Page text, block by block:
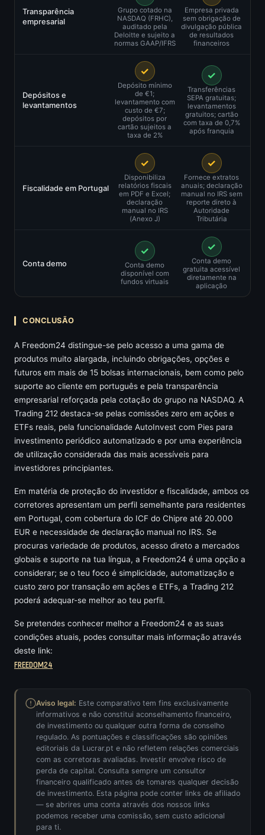
Transparência
empresarial
Grupo cotado na
NASDAQ (FRHC),
auditado pela
Deloitte e sujeito a
normas GAAP/IFRS
Empresa privada
sem obrigação de
divulgação pública
de resultados
financeiros
Depósitos e
levantamentos
✓
Depósito mínimo
de €1;
levantamento com
custo de €7;
depósitos por
cartão sujeitos a
taxa de 2%
✓
Transferências
SEPA gratuitas;
levantamentos
gratuitos; cartão
com taxa de 0,7%
após franquia
Fiscalidade em Portugal
✓
Disponibiliza
relatórios fiscais
em PDF e Excel;
declaração
manual no IRS
(Anexo J)
✓
Fornece extratos
anuais; declaração
manual no IRS sem
reporte direto à
Autoridade
Tributária
Conta demo
✓
Conta demo
disponível com
fundos virtuais
✓
Conta demo
gratuita acessível
diretamente na
aplicação
CONCLUSÃO
A Freedom24 distingue-se pelo acesso a uma gama de
produtos muito alargada, incluindo obrigações, opções e
futuros em mais de 15 bolsas internacionais, bem como pelo
suporte ao cliente em português e pela transparência
empresarial reforçada pela cotação do grupo na NASDAQ. A
Trading 212 destaca-se pelas comissões zero em ações e
ETFs reais, pela funcionalidade AutoInvest com Pies para
investimento periódico automatizado e por uma experiência
de utilização considerada das mais acessíveis para
investidores principiantes.
Em matéria de proteção do investidor e fiscalidade, ambos os
corretores apresentam um perfil semelhante para residentes
em Portugal, com cobertura do ICF do Chipre até 20.000
EUR e necessidade de declaração manual no IRS. Se
procuras variedade de produtos, acesso direto a mercados
globais e suporte na tua língua, a Freedom24 é uma opção a
considerar; se o teu foco é simplicidade, automatização e
custo zero por transação em ações e ETFs, a Trading 212
poderá adequar-se melhor ao teu perfil.
Se pretendes conhecer melhor a Freedom24 e as suas
condições atuais, podes consultar mais informação através
deste link:
FREEDOM24
Aviso legal: Este comparativo tem fins exclusivamente
informativos e não constitui aconselhamento financeiro,
de investimento ou qualquer outra forma de conselho
regulado. As pontuações e classificações são opiniões
editoriais da Lucrar.pt e não refletem relações comerciais
com as corretoras avaliadas. Investir envolve risco de
perda de capital. Consulta sempre um consultor
financeiro qualificado antes de tomares qualquer decisão
de investimento. Esta página pode conter links de afiliado
— se abrires uma conta através dos nossos links
podemos receber uma comissão, sem custo adicional
para ti.